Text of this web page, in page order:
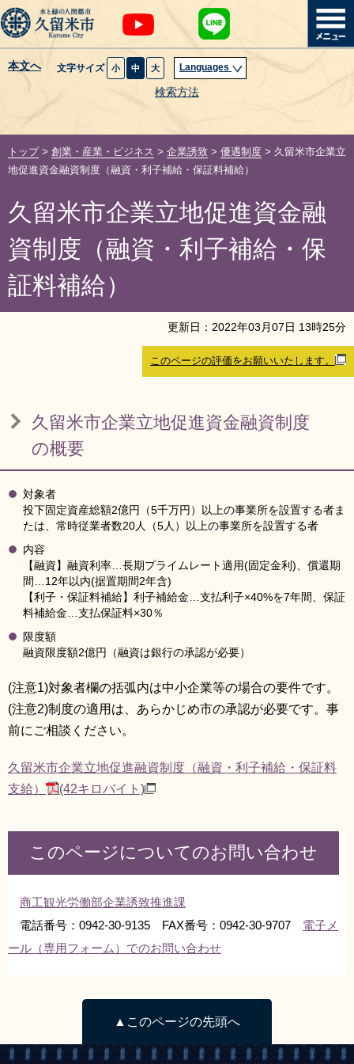
本文へ 文字サイズ 小 中 大 Languages
検索方法
暮らし・届出
健康・医療・福祉
観光魅力・イベント
創業・産業・ビジネス
計画・政策
サイトについて
トップ> 創業・産業・ビジネス > 企業誘致 > 優遇制度 > 久留米市企業立
地促進資金融資制度（融資・利子補給・保証料補給）
久留米市企業立地促進資金融
資制度（融資・利子補給・保
証料補給）
更新日： 2022年03 月07日 13時25分
このページの評価をお願いいたします。
久留米市企業立地促進資金融資制度
の概要
対象者
投下固定資産総額2億円（5千万円）以上の事業所を設置する者ま
たは、常時従業者数20人（5人）以上の事業所を設置する者
内容
【融資】融資利率…長期プライムレート適用(固定金利)、償還期
間…12年以内(据置期間2年含)
【利子・保証料補給】利子補給金…支払利子×40%を7年間、保証
料補給金…支払保証料×30％
限度額
融資限度額2億円（融資は銀行の承認が必要）
(注意1)対象者欄の括弧内は中小企業等の場合の要件です。
(注意2)制度の適用は、あらかじめ市の承認が必要です。事
前にご相談ください。
久留米市企業立地促進融資制度（融資・利子補給・保証料
支給）
(42キロバイト)
このページについてのお問い合わせ
商工観光労働部企業誘致推進課
電話番号：0942-30-9135 FAX番号：0942-30-9707 電子メ
ール（専用フォーム）でのお問い合わせ
▲このページの先頭へ